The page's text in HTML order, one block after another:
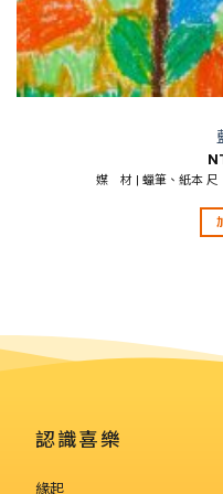
媒 材 | 蠟筆、紙本
認識喜樂
緣起